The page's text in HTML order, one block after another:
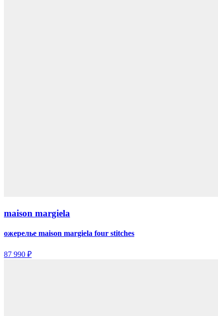
maison margiela
ожерелье maison margiela four stitches
87 990 ₽